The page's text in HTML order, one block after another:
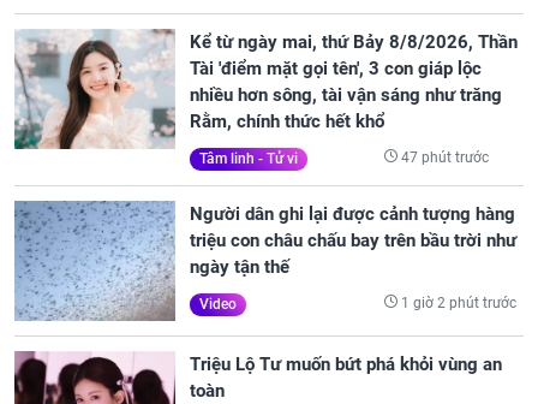
Kể từ ngày mai, thứ Bảy 8/8/2026, Thần
Tài 'điểm mặt gọi tên', 3 con giáp lộc
nhiều hơn sông, tài vận sáng như trăng
Rằm, chính thức hết khổ
Tâm linh - Tử vi 47 phút trước
Người dân ghi lại được cảnh tượng hàng
triệu con châu chấu bay trên bầu trời như
ngày tận thế
Video 1 giờ 2 phút trước
Triệu Lộ Tư muốn bứt phá khỏi vùng an
toàn